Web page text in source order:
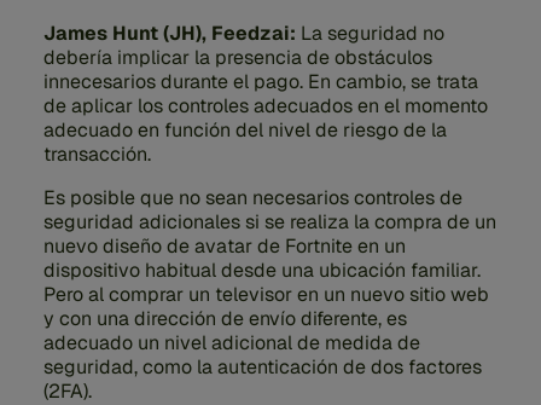
James Hunt (JH), Feedzai: La seguridad no
debería implicar la presencia de obstáculos
innecesarios durante el pago. En cambio, se trata
de aplicar los controles adecuados en el momento
adecuado en función del nivel de riesgo de la
transacción.
Es posible que no sean necesarios controles de
seguridad adicionales si se realiza la compra de un
nuevo diseño de avatar de Fortnite en un
dispositivo habitual desde una ubicación familiar.
Pero al comprar un televisor en un nuevo sitio web
y con una dirección de envío diferente, es
adecuado un nivel adicional de medida de
seguridad, como la autenticación de dos factores
(2FA).